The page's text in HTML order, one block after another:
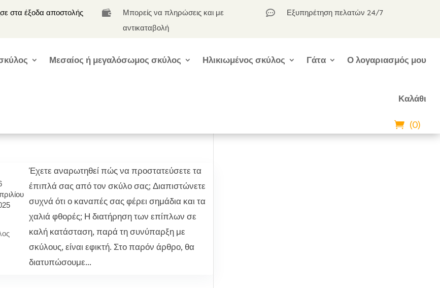
στα έξοδα αποστολής 
Μπορείς να πληρώσεις και με
αντικαταβολή
 Εξυπηρέτηση πελατών 24/7
Μεσαίος ή μεγαλόσωμος σκύλος Ηλικιωμένος σκύλος Γάτα Ο λογαριασμός μου
Καλάθι
(0)
Έχετε αναρωτηθεί πώς να προστατεύσετε τα
έπιπλά σας από τον σκύλο σας; Διαπιστώνετε
συχνά ότι ο καναπές σας φέρει σημάδια και τα
χαλιά φθορές; Η διατήρηση των επίπλων σε
καλή κατάσταση, παρά τη συνύπαρξη με
σκύλους, είναι εφικτή. Στο παρόν άρθρο, θα
διατυπώσουμε...